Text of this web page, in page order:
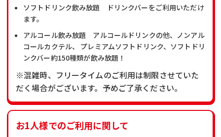
ソフトドリンク飲み放題 ドリンクバーをご利用いただけ
ます。
アルコール飲み放題 アルコールドリンクの他、ノンアル
コールカクテル、 プレミアムソフトドリンク、ソフトドリ
ンクバー約150種類が飲み放題！
※混雑時、フリータイムのご利用は制限させていた
だく場合がございます。予めご了承ください。
お1人様でのご利用に関して